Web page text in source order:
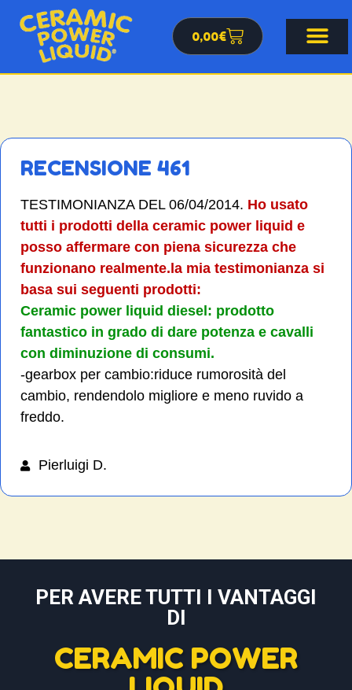
0,00€
RECENSIONE 461
TESTIMONIANZA DEL 06/04/2014. Ho usato
tutti i prodotti della ceramic power liquid e
posso affermare con piena sicurezza che
funzionano realmente.la mia testimonianza si
basa sui seguenti prodotti:
Ceramic power liquid diesel: prodotto
fantastico in grado di dare potenza e cavalli
con diminuzione di consumi.
-gearbox per cambio:riduce rumorosità del
cambio, rendendolo migliore e meno ruvido a
freddo.
Pierluigi D.
PER AVERE TUTTI I VANTAGGI
DI
CERAMIC POWER